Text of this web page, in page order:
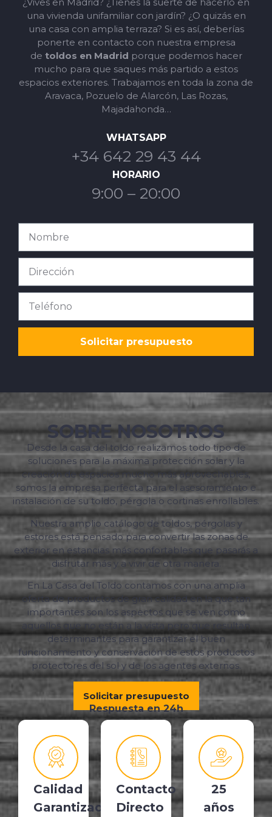
una vivienda unifamiliar con jardín? ¿O quizás en
una casa con amplia terraza? Si es así, deberías
ponerte en contacto con nuestra empresa
de toldos en Madrid porque podemos hacer
mucho para que saques más partido a estos
espacios exteriores. Trabajamos en toda la zona de
Aravaca, Pozuelo de Alarcón, Las Rozas,
Majadahonda…
WHATSAPP
+34 642 29 43 44
HORARIO
9:00 – 20:00
Solicitar presupuesto
SOBRE NOSOTROS
Desde la casa del toldo realizamos todo tipo de
soluciones para la máxima protección solar y la
creación de espacios mucho más aprovechables,
somos la empresa perfecta para el asesoramiento e
instalación de su toldo, pérgola o cortinas enrollables.
Nuestra amplio catálogo de toldos, pérgolas y
estores está pensado para convertir las zonas de
exterior en estancias más confortables que pasarás a
disfrutar más y a vivir de otra manera.
En La Casa del Toldo contamos con una amplia
oferta de productos de gran calidad en la que tan
importantes son los aspectos que se ven como
aquellos que no están a la vista pero que resultan
determinantes para garantizar el buen
funcionamiento y conservación de estos productos
protectores del sol y de los agentes externos.
Solicitar presupuesto
Respuesta en 24h
Calidad
Garantizada
Contacto
Directo
25
años